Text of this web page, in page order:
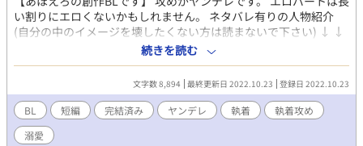
い割りにエロくないかもしれません。 ネタバレ有りの人物紹介
(自分の中のイメージを壊したくない方は読まないで下さい) ↓ ↓
↓ ↓ ↓ 小鳥遊 鈴也(たかなし すずや) 身長165cmの小柄な空き
巣。見た目は中の上くらい。家事が得意で、特に料理が趣味。自
分が作った料理を食べて人が幸せそうな顔になるのを見るのが好
きで、プロを目指していたが叶わなかった。現在もひとり腕を磨
き続けていたが、腕前を披露する機会がなく、実は理に料理を食
べてもらえて嬉しかった。 空き巣の間では結構名が知られてお
り、金持ちしか狙わないがどんな豪邸やマンションでも盗みに入
続きを読む
文字数 8,894 最終更新日 2022.10.23 登録日 2022.10.23
BL 短編 完結済み ヤンデレ 執着
執着攻め
溺愛